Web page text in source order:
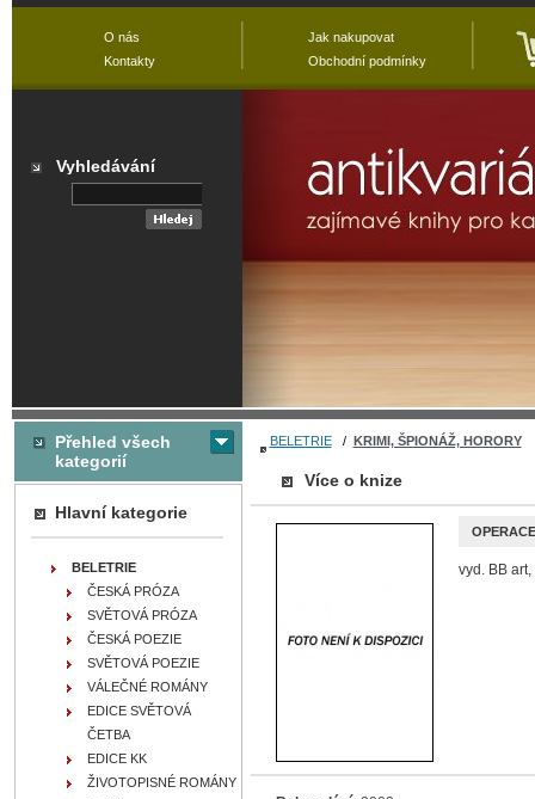
BELETRIE/ KRIMI, ŠPIONÁŽ, HORORY
Více o knize
vyd. BB
Přehled všech
kategorií
Hlavní kategorie
BELETRIE
ČESKÁ PRÓZA
SVĚTOVÁ PRÓZA
ČESKÁ POEZIE
SVĚTOVÁ POEZIE
VÁLEČNÉ ROMÁNY
EDICE SVĚTOVÁ
ČETBA
EDICE KK
ŽIVOTOPISNÉ ROMÁNY
O nás
Kontakty
Jak nakupovat
Obchodní podmínky
Vyhledávání